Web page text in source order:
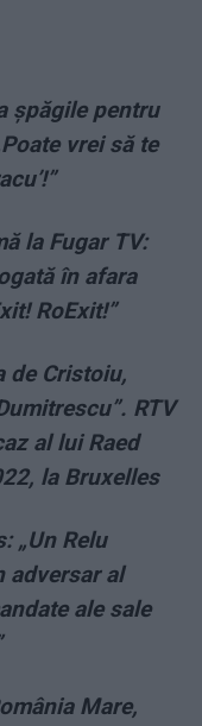
șpăgile pentru
vrei să te
la Fugar TV:
în afara
RoExit!”
de Cristoiu,
RTV
al lui Raed
la Bruxelles
„Un Relu
adversar al
ale sale
Mare,